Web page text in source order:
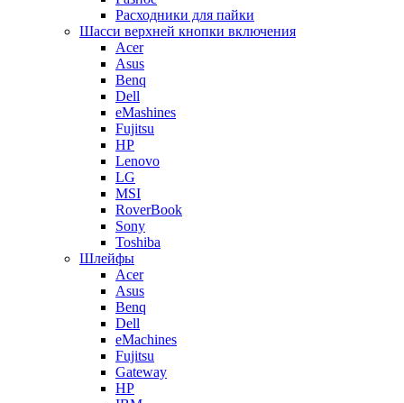
Расходники для пайки
Шасси верхней кнопки включения
Acer
Asus
Benq
Dell
eMashines
Fujitsu
HP
Lenovo
LG
MSI
RoverBook
Sony
Toshiba
Шлейфы
Acer
Asus
Benq
Dell
eMachines
Fujitsu
Gateway
HP